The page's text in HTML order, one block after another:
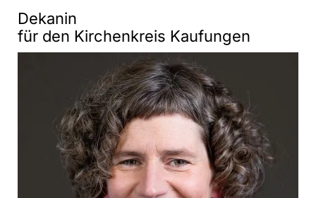
Dekanin
für den Kirchenkreis Kaufungen